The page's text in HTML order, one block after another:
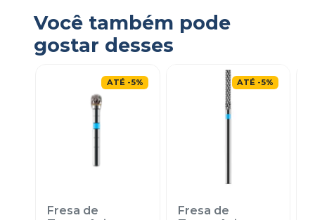
Você também pode
gostar desses
ATÉ -5%
Fresa de
ATÉ -5%
Fresa de